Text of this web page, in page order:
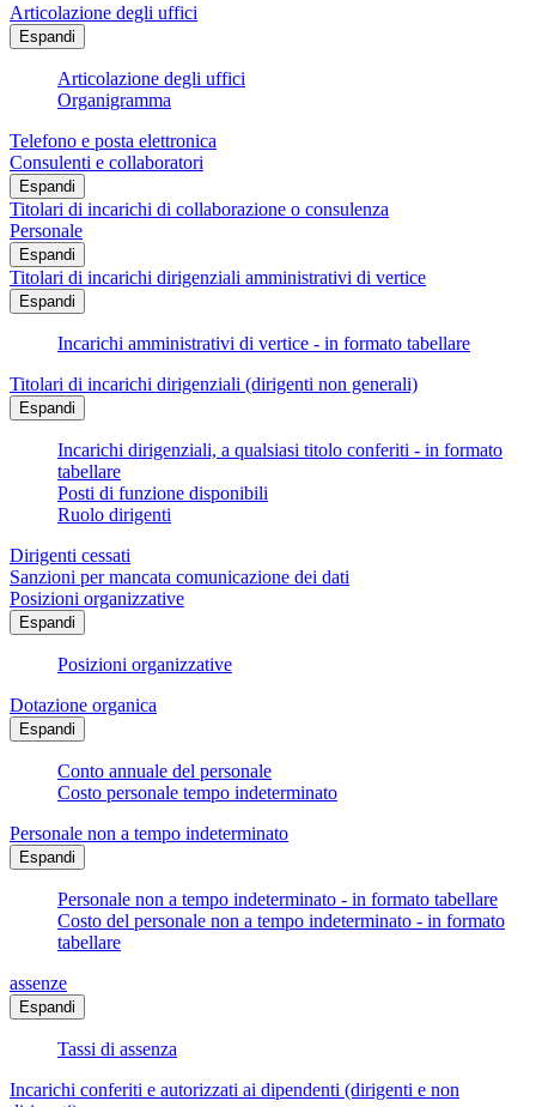
Articolazione degli uffici
Espandi
Articolazione degli uffici
Organigramma
Telefono e posta elettronica
Consulenti e collaboratori
Espandi
Titolari di incarichi di collaborazione o consulenza
Personale
Espandi
Titolari di incarichi dirigenziali amministrativi di vertice
Espandi
Incarichi amministrativi di vertice - in formato tabellare
Titolari di incarichi dirigenziali (dirigenti non generali)
Espandi
Incarichi dirigenziali, a qualsiasi titolo conferiti - in formato
tabellare
Posti di funzione disponibili
Ruolo dirigenti
Dirigenti cessati
Sanzioni per mancata comunicazione dei dati
Posizioni organizzative
Espandi
Posizioni organizzative
Dotazione organica
Espandi
Conto annuale del personale
Costo personale tempo indeterminato
Personale non a tempo indeterminato
Espandi
Personale non a tempo indeterminato - in formato tabellare
Costo del personale non a tempo indeterminato - in formato
tabellare
assenze
Espandi
Tassi di assenza
Incarichi conferiti e autorizzati ai dipendenti (dirigenti e non